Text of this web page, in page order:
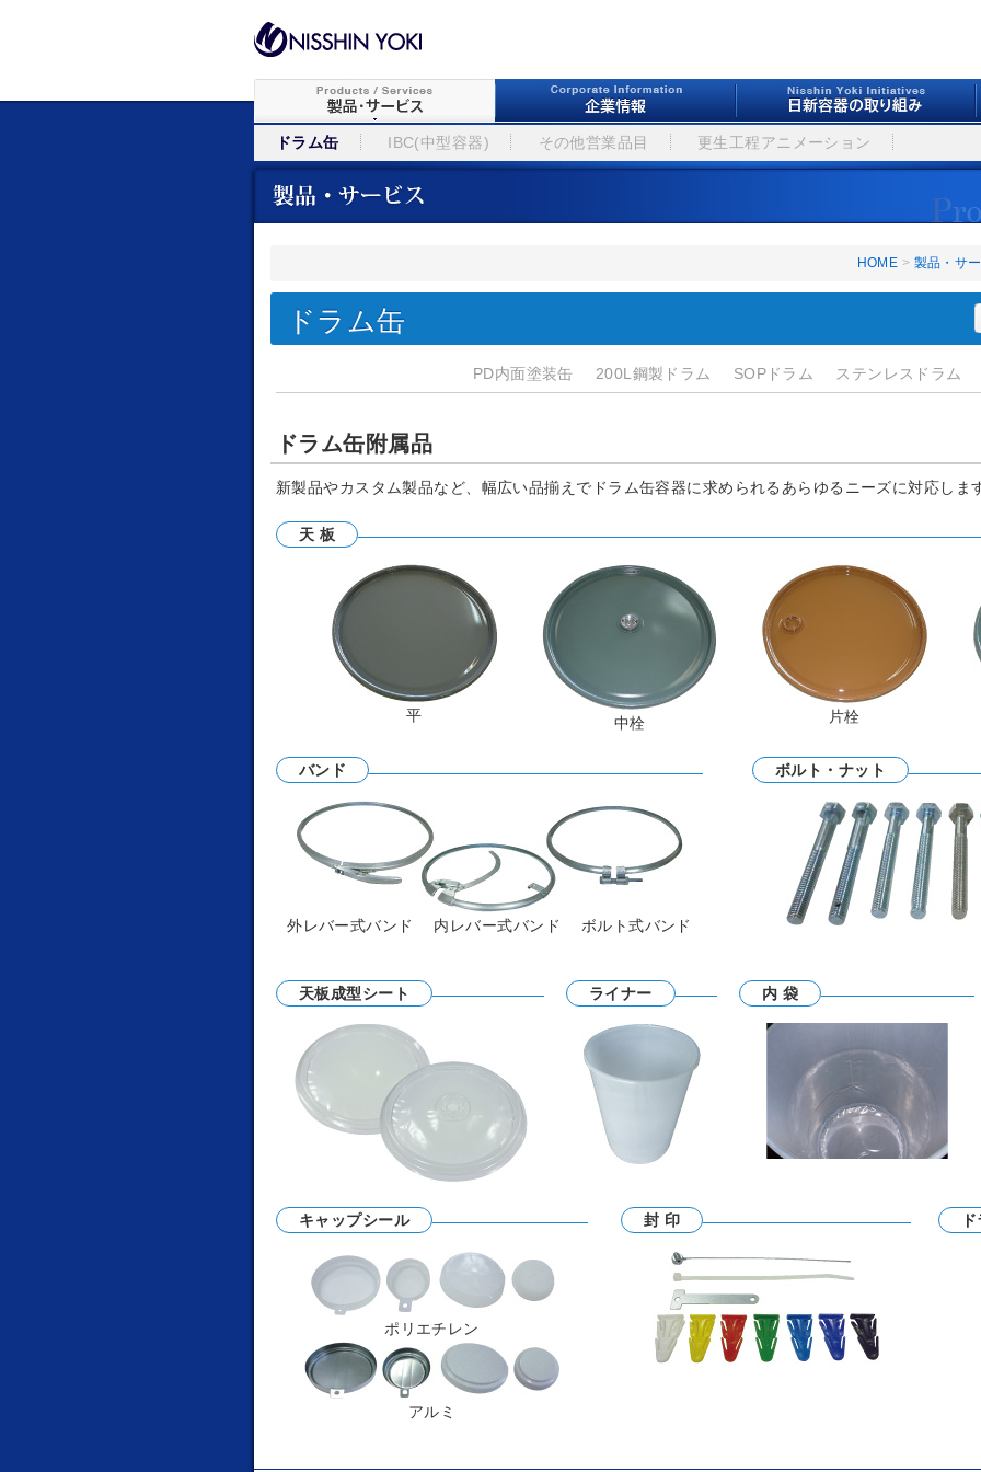
ドラム缶 IBC(中型容器) その他営業品目 更生工程アニメーション
HOME > 製品・サ
ドラム缶
PD内面塗装缶 200L鋼製ドラム SOPドラム ステンレスドラム
ドラム缶附属品
新製品やカスタム製品など、幅広い品揃えでドラム缶容器に求められるあらゆるニーズに対応しま
天 板
平 中栓 片栓
バンド
外レバー式バンド 内レバー式バンド ボルト式バンド
ボルト・ナット
天板成型シート ライナー 内 袋
キャップシール
ポリエチレン
アルミ
封 印